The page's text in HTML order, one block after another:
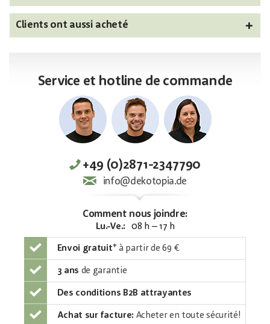
Clients ont aussi acheté
Service et hotline de commande
+49 (0)2871-2347790
info@dekotopia.de
Comment nous joindre:
Lu.-Ve.: 08 h – 17 h
Envoi gratuit* à partir de 69 €
3 ans de garantie
Des conditions B2B attrayantes
Achat sur facture: Acheter en toute sécurité!